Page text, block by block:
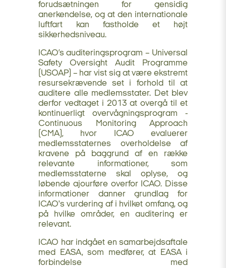
forudsætningen for gensidig
anerkendelse, og at den internationale
luftfart kan fastholde et højt
sikkerhedsniveau.
ICAO’s auditeringsprogram – Universal
Safety Oversight Audit Programme
(USOAP) – har vist sig at være ekstremt
resursekrævende set i forhold til at
auditere alle medlemsstater. Det blev
derfor vedtaget i 2013 at overgå til et
kontinuerligt overvågningsprogram -
Continuous Monitoring Approach
(CMA), hvor ICAO evaluerer
medlemsstaternes overholdelse af
kravene på baggrund af en række
relevante informationer, som
medlemsstaterne skal oplyse, og
løbende ajourføre overfor ICAO. Disse
informationer danner grundlag for
ICAO's vurdering af i hvilket omfang, og
på hvilke områder, en auditering er
relevant.
ICAO har indgået en samarbejdsaftale
med EASA, som medfører, at EASA i
forbindelse med